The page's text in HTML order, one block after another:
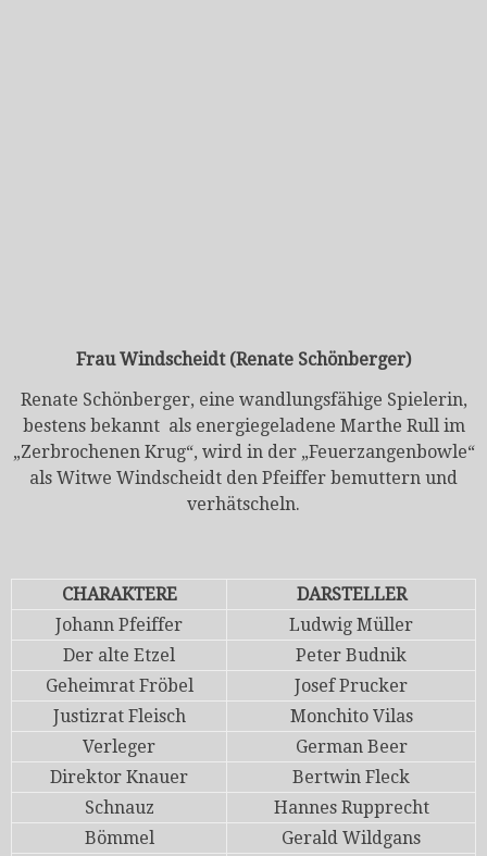
Frau Windscheidt (Renate Schönberger)
Renate Schönberger, eine wandlungsfähige Spielerin,
bestens bekannt als energiegeladene Marthe Rull im
„Zerbrochenen Krug“, wird in der „Feuerzangenbowle“
als Witwe Windscheidt den Pfeiffer bemuttern und
verhätscheln.
CHARAKTERE
DARSTELLER
Johann Pfeiffer
Ludwig Müller
Der alte Etzel
Peter Budnik
Geheimrat Fröbel
Josef Prucker
Justizrat Fleisch
Monchito Vilas
Verleger
German Beer
Direktor Knauer
Bertwin Fleck
Schnauz
Hannes Rupprecht
Bömmel
Gerald Wildgans